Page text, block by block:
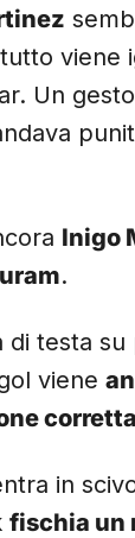
viene
Un gesto
Inigo
.
di testa
viene
corretta
in
fischia un